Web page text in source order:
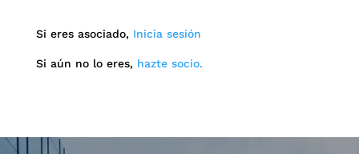
Si eres asociado, Inicia sesión
Si aún no lo eres, hazte socio.